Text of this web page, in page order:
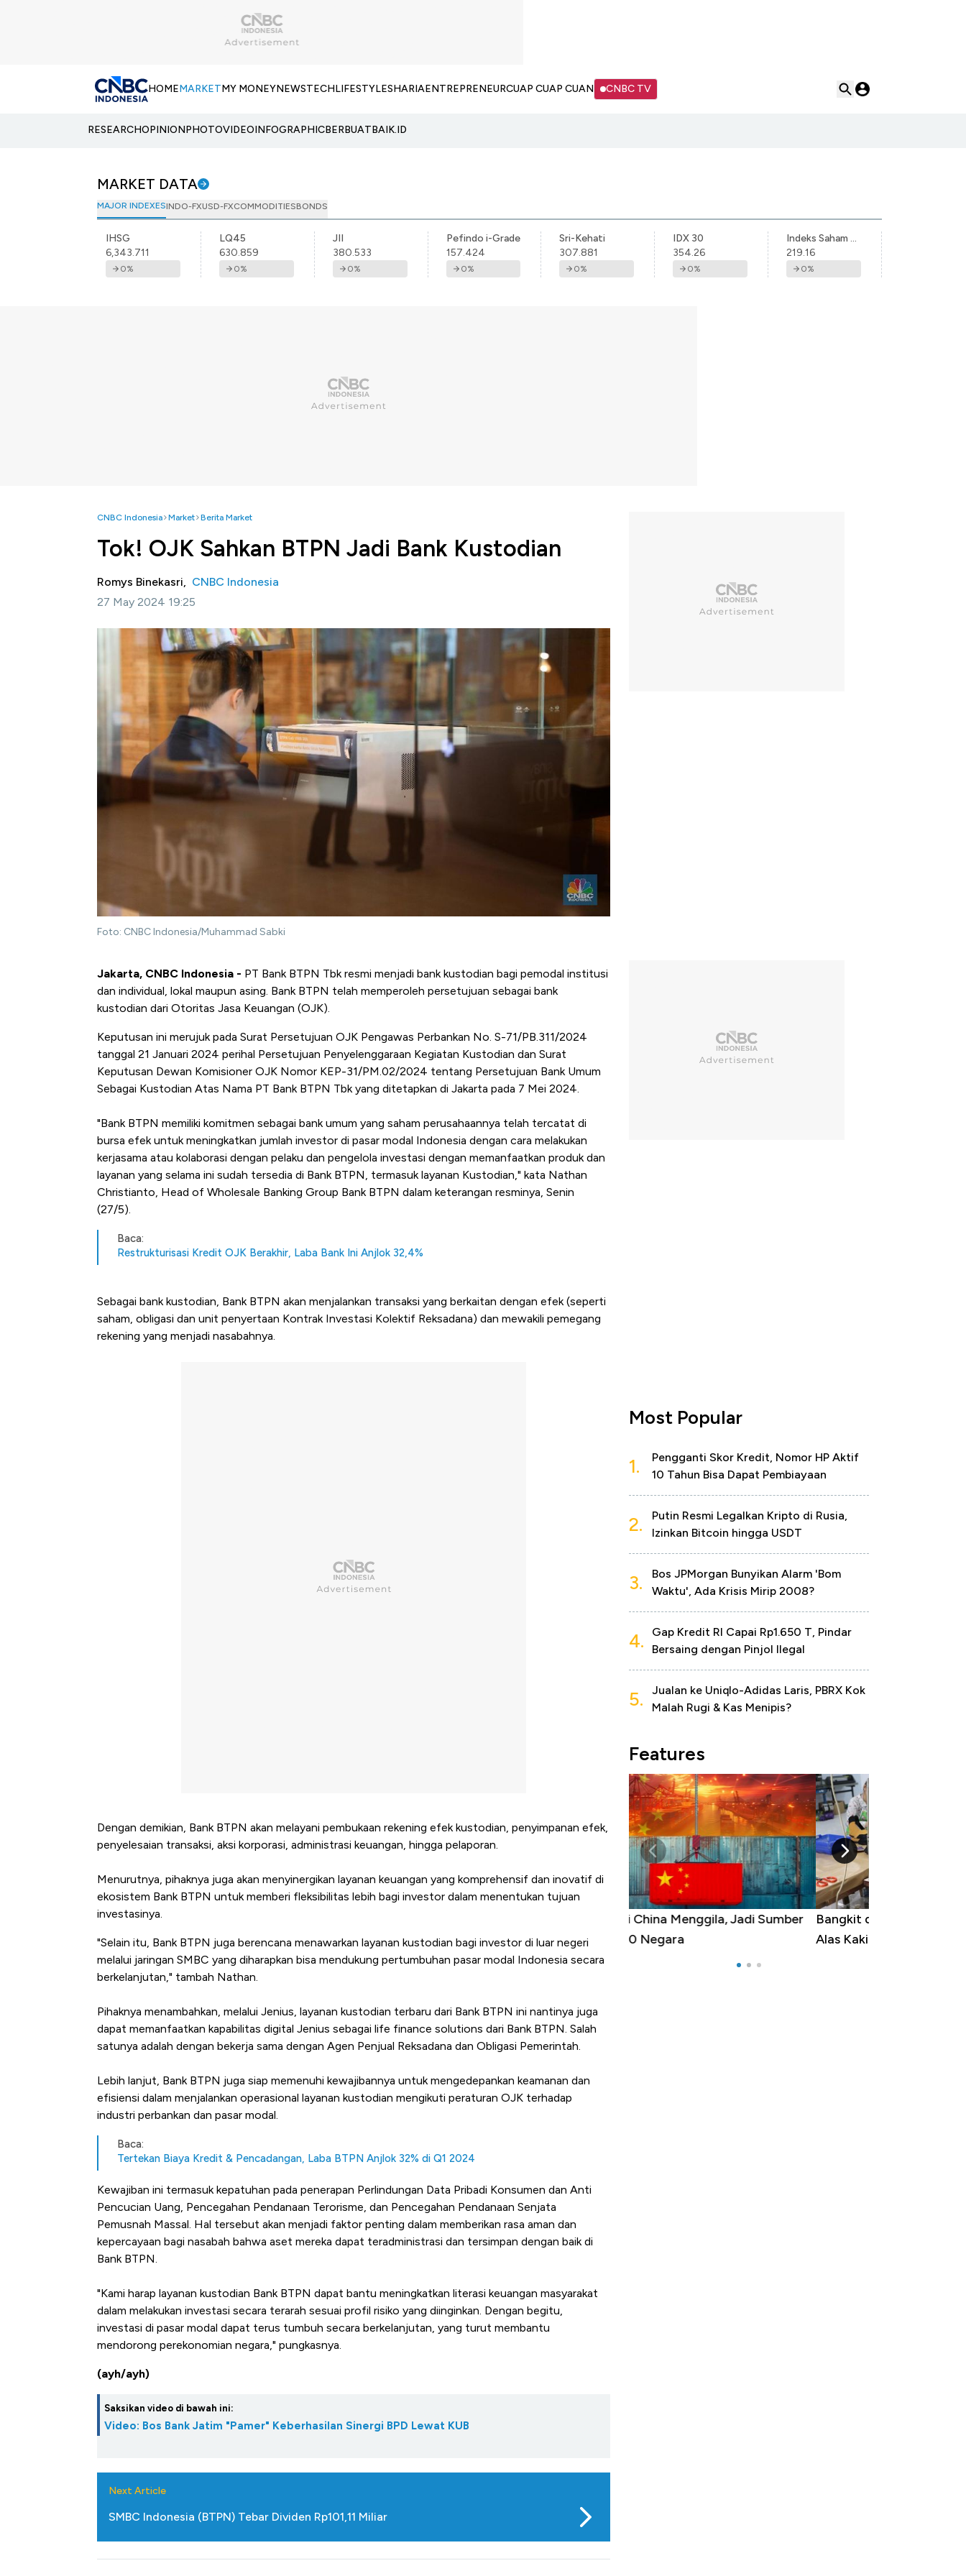
HOMEMARKETMY MONEYNEWSTECHLIFESTYLESHARIAENTREPRENEURCUAP CUAP CUAN CNBC TV
RESEARCHOPINIONPHOTOVIDEOINFOGRAPHICBERBUATBAIK.ID
MARKET DATA
MAJOR INDEXESINDO-FXUSD-FXCOMMODITIESBONDS
IHSG
6,343.711
0%
LQ45
630.859
0%
JII
380.533
0%
Pefindo i-Grade
157.424
0%
Sri-Kehati
307.881
0%
IDX 30
354.26
0%
Indeks Saham Syariah Indonesia
219.16
0%
CNBC Indonesia Market Berita Market
Tok! OJK Sahkan BTPN Jadi Bank Kustodian
Romys Binekasri, CNBC Indonesia
27 May 2024 19:25
Foto: CNBC Indonesia/Muhammad Sabki
Jakarta, CNBC Indonesia - PT Bank BTPN Tbk resmi menjadi bank kustodian bagi pemodal institusi
dan individual, lokal maupun asing. Bank BTPN telah memperoleh persetujuan sebagai bank
kustodian dari Otoritas Jasa Keuangan (OJK).
Keputusan ini merujuk pada Surat Persetujuan OJK Pengawas Perbankan No. S-71/PB.311/2024
tanggal 21 Januari 2024 perihal Persetujuan Penyelenggaraan Kegiatan Kustodian dan Surat
Keputusan Dewan Komisioner OJK Nomor KEP-31/PM.02/2024 tentang Persetujuan Bank Umum
Sebagai Kustodian Atas Nama PT Bank BTPN Tbk yang ditetapkan di Jakarta pada 7 Mei 2024.
"Bank BTPN memiliki komitmen sebagai bank umum yang saham perusahaannya telah tercatat di
bursa efek untuk meningkatkan jumlah investor di pasar modal Indonesia dengan cara melakukan
kerjasama atau kolaborasi dengan pelaku dan pengelola investasi dengan memanfaatkan produk dan
layanan yang selama ini sudah tersedia di Bank BTPN, termasuk layanan Kustodian," kata Nathan
Christianto, Head of Wholesale Banking Group Bank BTPN dalam keterangan resminya, Senin
(27/5).
Baca:
Restrukturisasi Kredit OJK Berakhir, Laba Bank Ini Anjlok 32,4%
Sebagai bank kustodian, Bank BTPN akan menjalankan transaksi yang berkaitan dengan efek (seperti
saham, obligasi dan unit penyertaan Kontrak Investasi Kolektif Reksadana) dan mewakili pemegang
rekening yang menjadi nasabahnya.
Dengan demikian, Bank BTPN akan melayani pembukaan rekening efek kustodian, penyimpanan efek,
penyelesaian transaksi, aksi korporasi, administrasi keuangan, hingga pelaporan.
Menurutnya, pihaknya juga akan menyinergikan layanan keuangan yang komprehensif dan inovatif di
ekosistem Bank BTPN untuk memberi fleksibilitas lebih bagi investor dalam menentukan tujuan
investasinya.
"Selain itu, Bank BTPN juga berencana menawarkan layanan kustodian bagi investor di luar negeri
melalui jaringan SMBC yang diharapkan bisa mendukung pertumbuhan pasar modal Indonesia secara
berkelanjutan," tambah Nathan.
Pihaknya menambahkan, melalui Jenius, layanan kustodian terbaru dari Bank BTPN ini nantinya juga
dapat memanfaatkan kapabilitas digital Jenius sebagai life finance solutions dari Bank BTPN. Salah
satunya adalah dengan bekerja sama dengan Agen Penjual Reksadana dan Obligasi Pemerintah.
Lebih lanjut, Bank BTPN juga siap memenuhi kewajibannya untuk mengedepankan keamanan dan
efisiensi dalam menjalankan operasional layanan kustodian mengikuti peraturan OJK terhadap
industri perbankan dan pasar modal.
Baca:
Tertekan Biaya Kredit & Pencadangan, Laba BTPN Anjlok 32% di Q1 2024
Kewajiban ini termasuk kepatuhan pada penerapan Perlindungan Data Pribadi Konsumen dan Anti
Pencucian Uang, Pencegahan Pendanaan Terorisme, dan Pencegahan Pendanaan Senjata
Pemusnah Massal. Hal tersebut akan menjadi faktor penting dalam memberikan rasa aman dan
kepercayaan bagi nasabah bahwa aset mereka dapat teradministrasi dan tersimpan dengan baik di
Bank BTPN.
"Kami harap layanan kustodian Bank BTPN dapat bantu meningkatkan literasi keuangan masyarakat
dalam melakukan investasi secara terarah sesuai profil risiko yang diinginkan. Dengan begitu,
investasi di pasar modal dapat terus tumbuh secara berkelanjutan, yang turut membantu
mendorong perekonomian negara," pungkasnya.
(ayh/ayh)
Saksikan video di bawah ini:
Video: Bos Bank Jatim "Pamer" Keberhasilan Sinergi BPD Lewat KUB
Next Article
SMBC Indonesia (BTPN) Tebar Dividen Rp101,11 Miliar
Most Popular
1.
Pengganti Skor Kredit, Nomor HP Aktif
10 Tahun Bisa Dapat Pembiayaan
2.
Putin Resmi Legalkan Kripto di Rusia,
Izinkan Bitcoin hingga USDT
3.
Bos JPMorgan Bunyikan Alarm 'Bom
Waktu', Ada Krisis Mirip 2008?
4.
Gap Kredit RI Capai Rp1.650 T, Pindar
Bersaing dengan Pinjol Ilegal
5.
Jualan ke Uniqlo-Adidas Laris, PBRX Kok
Malah Rugi & Kas Menipis?
Features
Impor 100 Negara
Bangkit dari Kubur! Bisnis Furniture &
Alas Kaki Tumbuh Double Digit